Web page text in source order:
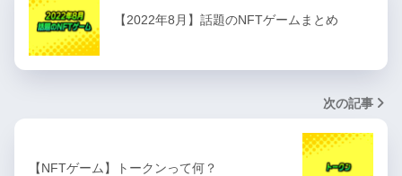
【2022年8月】話題のNFTゲームまとめ
次の記事
【NFTゲーム】トークンって何？